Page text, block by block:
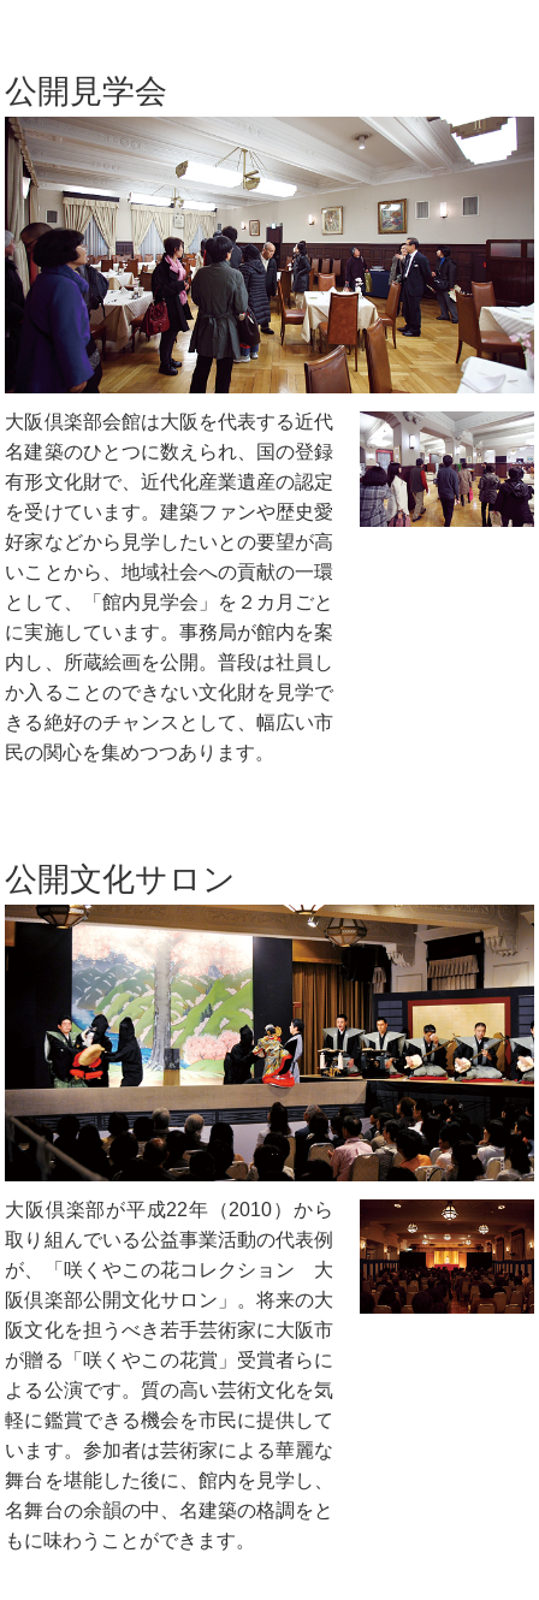
公開見学会
大阪倶楽部会館は大阪を代表する近代
名建築のひとつに数えられ、国の登録
有形文化財で、近代化産業遺産の認定
を受けています。建築ファンや歴史愛
好家などから見学したいとの要望が高
いことから、地域社会への貢献の一環
として、「館内見学会」を２カ月ごと
に実施しています。事務局が館内を案
内し、所蔵絵画を公開。普段は社員し
か入ることのできない文化財を見学で
きる絶好のチャンスとして、幅広い市
民の関心を集めつつあります。
公開文化サロン
大阪倶楽部が平成22年（2010）から
取り組んでいる公益事業活動の代表例
が、「咲くやこの花コレクション 大
阪倶楽部公開文化サロン」。将来の大
阪文化を担うべき若手芸術家に大阪市
が贈る「咲くやこの花賞」受賞者らに
よる公演です。質の高い芸術文化を気
軽に鑑賞できる機会を市民に提供して
います。参加者は芸術家による華麗な
舞台を堪能した後に、館内を見学し、
名舞台の余韻の中、名建築の格調をと
もに味わうことができます。